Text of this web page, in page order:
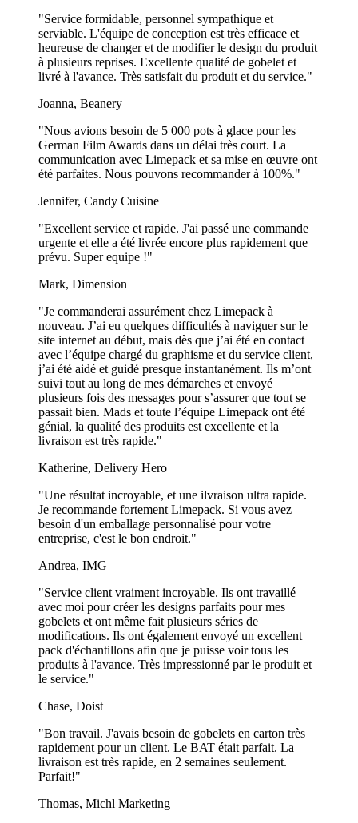
"Service formidable, personnel sympathique et
serviable. L'équipe de conception est très efficace et
heureuse de changer et de modifier le design du produit
à plusieurs reprises. Excellente qualité de gobelet et
livré à l'avance. Très satisfait du produit et du service."
Joanna, Beanery
"Nous avions besoin de 5 000 pots à glace pour les
German Film Awards dans un délai très court. La
communication avec Limepack et sa mise en œuvre ont
été parfaites. Nous pouvons recommander à 100%."
Jennifer, Candy Cuisine
"Excellent service et rapide. J'ai passé une commande
urgente et elle a été livrée encore plus rapidement que
prévu. Super equipe !"
Mark, Dimension
"Je commanderai assurément chez Limepack à
nouveau. J’ai eu quelques difficultés à naviguer sur le
site internet au début, mais dès que j’ai été en contact
avec l’équipe chargé du graphisme et du service client,
j’ai été aidé et guidé presque instantanément. Ils m’ont
suivi tout au long de mes démarches et envoyé
plusieurs fois des messages pour s’assurer que tout se
passait bien. Mads et toute l’équipe Limepack ont été
génial, la qualité des produits est excellente et la
livraison est très rapide."
Katherine, Delivery Hero
"Une résultat incroyable, et une ilvraison ultra rapide.
Je recommande fortement Limepack. Si vous avez
besoin d'un emballage personnalisé pour votre
entreprise, c'est le bon endroit."
Andrea, IMG
"Service client vraiment incroyable. Ils ont travaillé
avec moi pour créer les designs parfaits pour mes
gobelets et ont même fait plusieurs séries de
modifications. Ils ont également envoyé un excellent
pack d'échantillons afin que je puisse voir tous les
produits à l'avance. Très impressionné par le produit et
le service."
Chase, Doist
"Bon travail. J'avais besoin de gobelets en carton très
rapidement pour un client. Le BAT était parfait. La
livraison est très rapide, en 2 semaines seulement.
Parfait!"
Thomas, Michl Marketing